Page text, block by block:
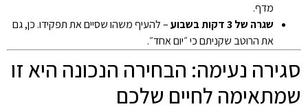
מדף.
שגרה של 3 דקות בשבוע
– להעיף משהו שסיים את תפקידו. כן, גם
את הרוטב שקניתם כי ״יום אחד״.
סגירה נעימה: הבחירה הנכונה היא זו
שמתאימה לחיים שלכם